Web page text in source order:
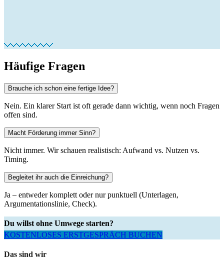
Häufige Fragen
Brauche ich schon eine fertige Idee?
Nein. Ein klarer Start ist oft gerade dann wichtig, wenn noch Fragen
offen sind.
Macht Förderung immer Sinn?
Nicht immer. Wir schauen realistisch: Aufwand vs. Nutzen vs.
Timing.
Begleitet ihr auch die Einreichung?
Ja – entweder komplett oder nur punktuell (Unterlagen,
Argumentationslinie, Check).
Du willst ohne Umwege starten?
KOSTENLOSES ERSTGESPRÄCH BUCHEN
Das sind wir